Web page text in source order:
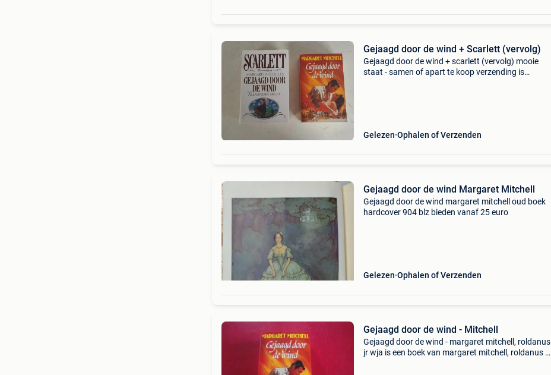
Gejaagd door de wind + Scarlett (vervolg)
Gejaagd door de wind + scarlett (vervolg) mooie
staat - samen of apart te koop verzending is
Gelezen Ophalen of Verzenden
Gejaagd door de wind Margaret Mitchell
Gejaagd door de wind margaret mitchell oud boek
hardcover 904 blz bieden vanaf 25 euro
Gelezen Ophalen of Verzenden
Gejaagd door de wind - Mitchell
Gejaagd door de wind - margaret mitchell, roldanus
jr wja is een boek van margaret mitchell, roldanus jr